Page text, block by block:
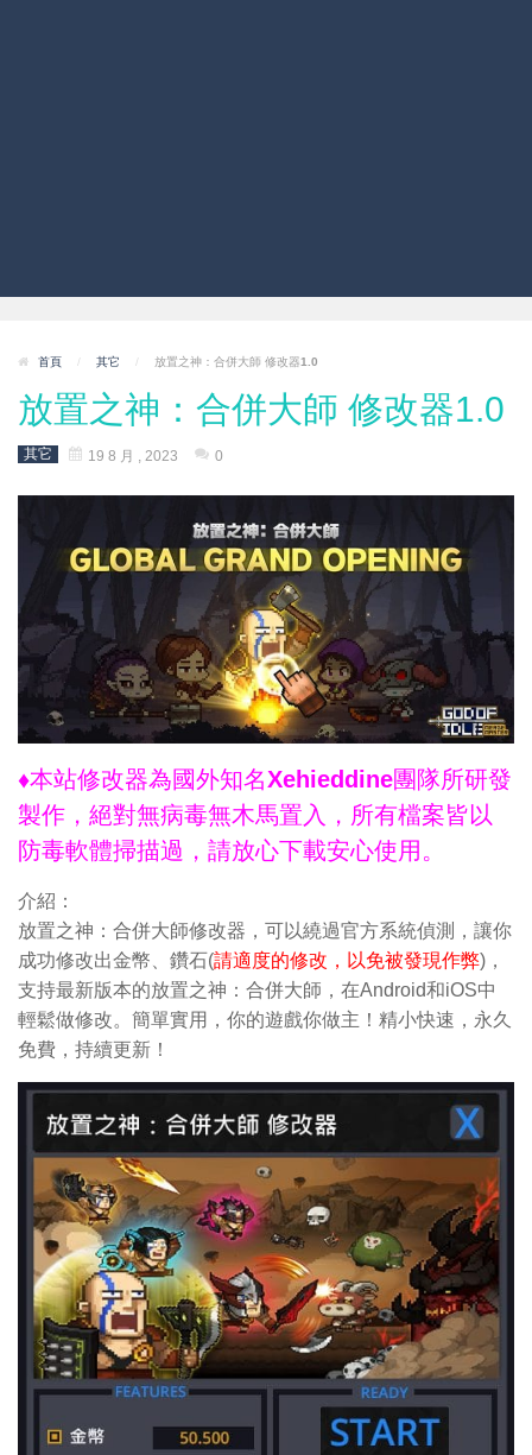
首頁 / 其它 / 放置之神：合併大師 修改器1.0
放置之神：合併大師 修改器1.0
其它 19 8 月 , 2023 0
♦本站修改器為國外知名Xehieddine團隊所研發
製作，絕對無病毒無木馬置入，所有檔案皆以
防毒軟體掃描過，請放心下載安心使用。
介紹：
放置之神：合併大師修改器，可以繞過官方系統偵測，讓你
成功修改出金幣、鑽石(請適度的修改，以免被發現作弊)，
支持最新版本的放置之神：合併大師，在Android和iOS中
輕鬆做修改。簡單實用，你的遊戲你做主！精小快速，永久
免費，持續更新！